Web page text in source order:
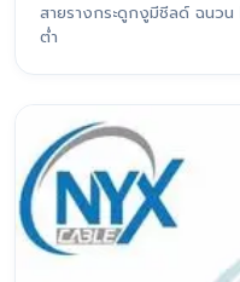
สายรางกระดูกงูมีชีลด์ ฉนวน
ต่ำ